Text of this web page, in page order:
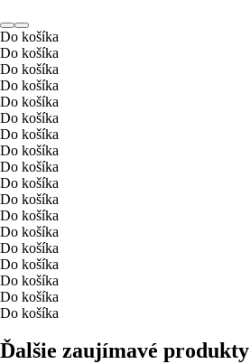
Do košíka
Do košíka
Do košíka
Do košíka
Do košíka
Do košíka
Do košíka
Do košíka
Do košíka
Do košíka
Do košíka
Do košíka
Do košíka
Do košíka
Do košíka
Do košíka
Do košíka
Do košíka
Ďalšie zaujímavé produkty